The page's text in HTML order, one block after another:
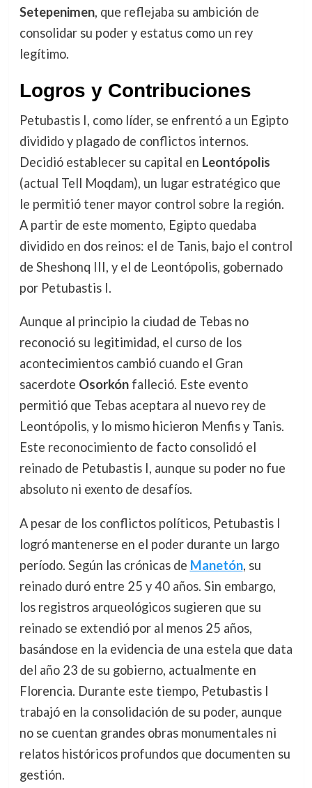
Setepenimen, que reflejaba su ambición de
consolidar su poder y estatus como un rey
legítimo.
Logros y Contribuciones
Petubastis I, como líder, se enfrentó a un Egipto
dividido y plagado de conflictos internos.
Decidió establecer su capital en Leontópolis
(actual Tell Moqdam), un lugar estratégico que
le permitió tener mayor control sobre la región.
A partir de este momento, Egipto quedaba
dividido en dos reinos: el de Tanis, bajo el control
de Sheshonq III, y el de Leontópolis, gobernado
por Petubastis I.
Aunque al principio la ciudad de Tebas no
reconoció su legitimidad, el curso de los
acontecimientos cambió cuando el Gran
sacerdote Osorkónfalleció. Este evento
permitió que Tebas aceptara al nuevo rey de
Leontópolis, y lo mismo hicieron Menfis y Tanis.
Este reconocimiento de facto consolidó el
reinado de Petubastis I, aunque su poder no fue
absoluto ni exento de desafíos.
A pesar de los conflictos políticos, Petubastis I
logró mantenerse en el poder durante un largo
período. Según las crónicas de Manetón, su
reinado duró entre 25 y 40 años. Sin embargo,
los registros arqueológicos sugieren que su
reinado se extendió por al menos 25 años,
basándose en la evidencia de una estela que data
del año 23 de su gobierno, actualmente en
Florencia. Durante este tiempo, Petubastis I
trabajó en la consolidación de su poder, aunque
no se cuentan grandes obras monumentales ni
relatos históricos profundos que documenten su
gestión.